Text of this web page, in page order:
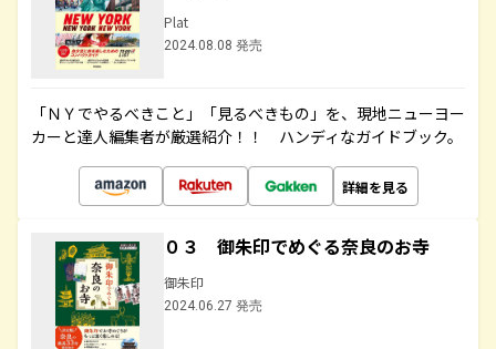
Plat
2024.08.08 発売
「ＮＹでやるべきこと」「見るべきもの」を、現地ニューヨー
カーと達人編集者が厳選紹介！！ ハンディなガイドブック。
詳細を見る
０３ 御朱印でめぐる奈良のお寺
御朱印
2024.06.27 発売